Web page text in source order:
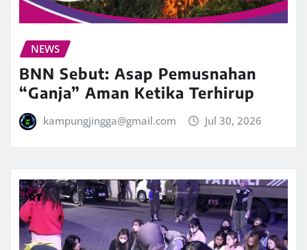
NEWS
BNN Sebut: Asap Pemusnahan
“Ganja” Aman Ketika Terhirup
kampungjingga@gmail.com Jul 30, 2026